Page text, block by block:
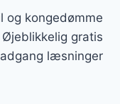
og kongedømme
Øjeblikkelig gratis
adgang læsninger